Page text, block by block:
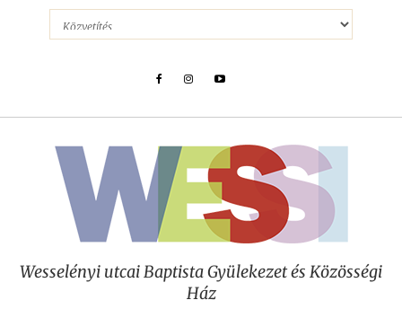
Wesselényi utcai Baptista Gyülekezet és Közösségi
Ház